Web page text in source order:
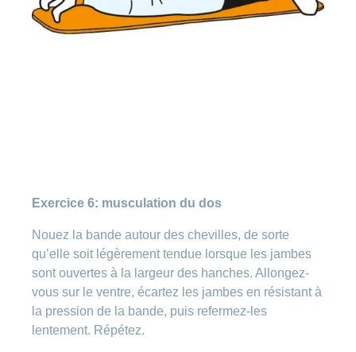
Exercice 6: musculation du dos
Nouez la bande autour des chevilles, de sorte
qu’elle soit légèrement tendue lorsque les jambes
sont ouvertes à la largeur des hanches. Allongez-
vous sur le ventre, écartez les jambes en résistant à
la pression de la bande, puis refermez-les
lentement. Répétez.